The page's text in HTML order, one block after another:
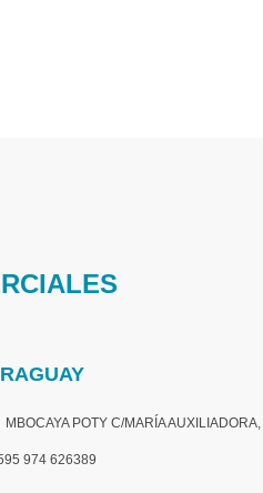
MBOCAYA POTY C/MARÍA
974 626389